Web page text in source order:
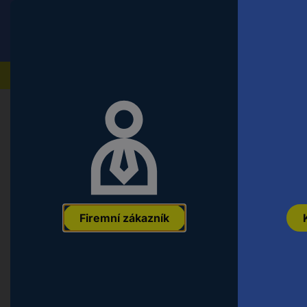
Firemní zákazník
Auto, volný čas a domácnost Domácnost &
CleanMaxx mokré a suché sání
4067522083870 Označení výrobce: Objednací číslo: